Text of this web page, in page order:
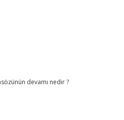
devamı nedir ?